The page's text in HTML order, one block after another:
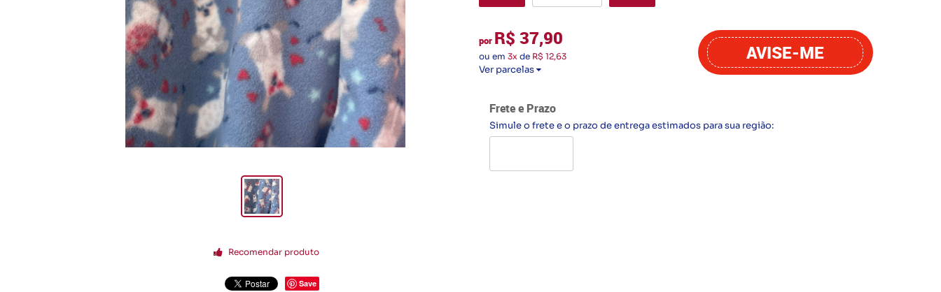
Recomendar produto
Save
por R$ 37,90
ou em 3xde R$ 12,63
Ver parcelas
AVISE-ME
Frete e Prazo
Simule o frete e o prazo de entrega estimados para sua região: